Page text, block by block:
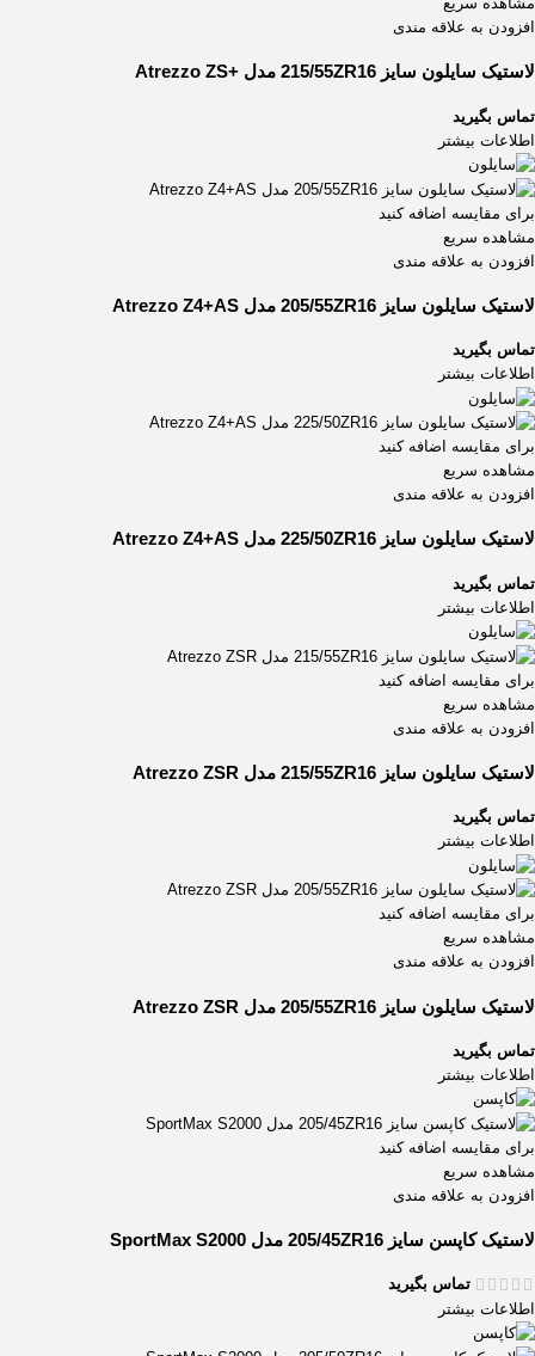
افزودن به علاقه مندی
لاستیک سایلون سایز 215/55ZR16 مدل +Atrezzo ZS
تماس بگیرید
اطلاعات بیشتر
برای مقایسه اضافه کنید
مشاهده سریع
افزودن به علاقه مندی
لاستیک سایلون سایز 205/55ZR16 مدل Atrezzo Z4+AS
تماس بگیرید
اطلاعات بیشتر
برای مقایسه اضافه کنید
مشاهده سریع
افزودن به علاقه مندی
لاستیک سایلون سایز 225/50ZR16 مدل Atrezzo Z4+AS
تماس بگیرید
اطلاعات بیشتر
برای مقایسه اضافه کنید
مشاهده سریع
افزودن به علاقه مندی
لاستیک سایلون سایز 215/55ZR16 مدل Atrezzo ZSR
تماس بگیرید
اطلاعات بیشتر
برای مقایسه اضافه کنید
مشاهده سریع
افزودن به علاقه مندی
لاستیک سایلون سایز 205/55ZR16 مدل Atrezzo ZSR
تماس بگیرید
اطلاعات بیشتر
برای مقایسه اضافه کنید
مشاهده سریع
افزودن به علاقه مندی
لاستیک کاپسن سایز 205/45ZR16 مدل SportMax S2000
تماس بگیرید
اطلاعات بیشتر